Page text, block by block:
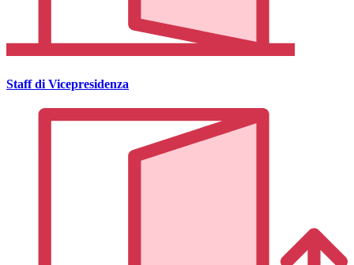
Staff di Vicepresidenza